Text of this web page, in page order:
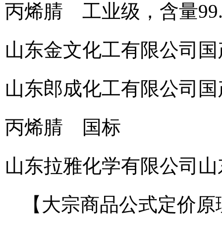
丙烯腈 工业级，含量
山东金文化工有限公司
山东郎成化工有限公司
丙烯腈 国标
山东拉雅化学有限公司
【大宗商品公式定价